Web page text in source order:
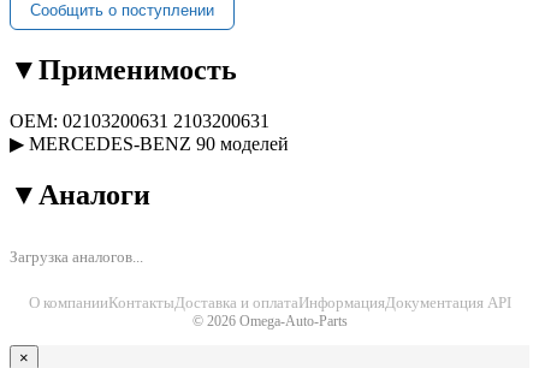
Сообщить о поступлении
▼Применимость
OEM: 02103200631 2103200631
▶ MERCEDES-BENZ 90 моделей
▼ Аналоги
Загрузка аналогов...
О компанииКонтактыДоставка и оплатаИнформацияДокументация API
© 2026 Omega-Auto-Parts
×